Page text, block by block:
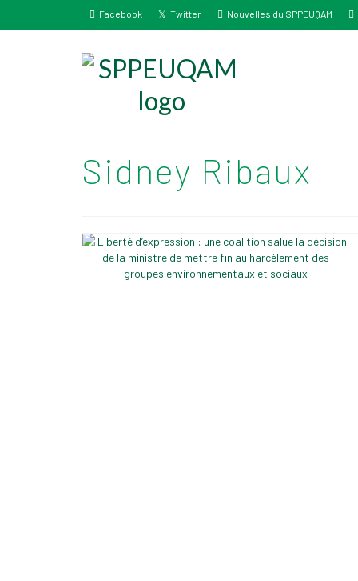
Facebook Twitter Nouvelles du SPPEUQAM
Sidney Ribaux